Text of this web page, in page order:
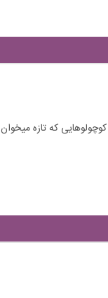
که تازه میخوان